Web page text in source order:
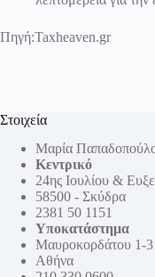
Πηγή:Taxheaven.gr
Στοιχεία
Μαρία
Κεντρικό
24ης Ιουλίου &
58500 - Σκύδρα
2381 50 1151
Υποκατάστημα
Μαυροκορδάτου 1-3
Αθήνα